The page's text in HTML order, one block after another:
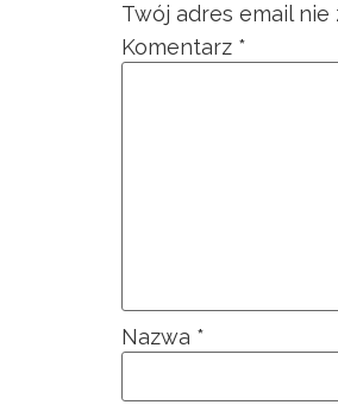
Twój adres email
Komentarz *
Nazwa *